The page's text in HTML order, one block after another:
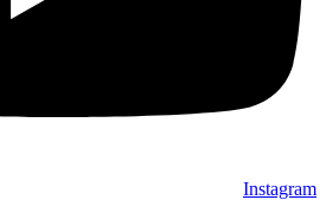
Instagram